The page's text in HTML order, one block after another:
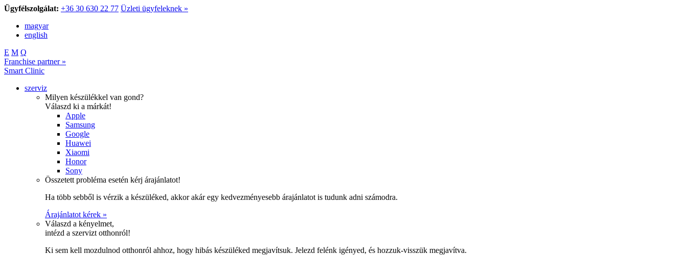
Ügyfélszolgálat: +36 30 630 22 77 Üzleti ügyfeleknek »
magyar
english
E M Q
Franchise partner »
Smart Clinic
szerviz
Milyen készülékkel van gond?
Válaszd ki a márkát!
Apple
Samsung
Google
Huawei
Xiaomi
Honor
Sony
Összetett probléma esetén kérj árajánlatot!
Ha több sebből is vérzik a készüléked, akkor akár egy kedvezményesebb árajánlatot is tudunk adni számodra.
Árajánlatot kérek »
Válaszd a kényelmet,
intézd a szervizt otthonról!
Ki sem kell mozdulnod otthonról ahhoz, hogy hibás készüléked megjavítsuk. Jelezd felénk igényed, és hozzuk-visszük megjavítva.